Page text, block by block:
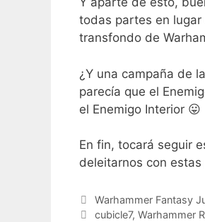
todas partes en
transfondo de
¿Y una campaña de
parecía que el
el Enemigo Interior 😛
En fin, tocará seguir
deleitarnos con
Categorías
Warhammer Fantasy
Etiquetas
cubicle7, Warhammer